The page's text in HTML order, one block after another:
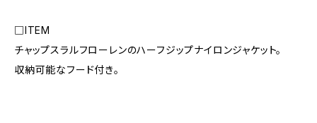
□ITEM
チャップスラルフローレンのハーフジップナイロンジャケット。
収納可能なフード付き。